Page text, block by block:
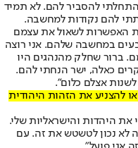
להסביר להם. לא תמיד
להם נקודות למחשבה.
האפשרות לשאול את עצמם
במחשבה שלהם. אני רוצה
ברור שחלק מהנהגים היו
כאלה, ישר הנחתי להם.
אצלם כלום״.
להצניע את הזהות היהודית
היהדות והישראליות שלי.
זה לא נכון לטשטש את זה. עם